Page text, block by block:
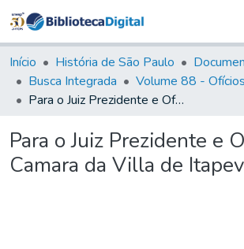
&
Coleções
Tudo na
Biblioteca
Estatísticas
Início História de São Paulo
Busca Integrada
Para o Juiz Prezidente e Officiaes da Camara da Villa de Itapeva
Para o Juiz Prezidente e
Camara da Villa de